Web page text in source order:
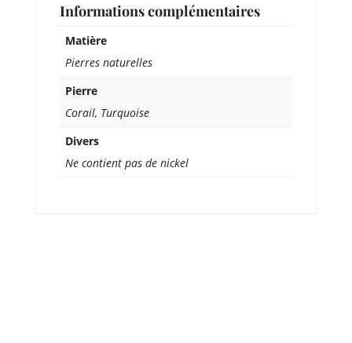
Informations complémentaires
Matière
Pierres naturelles
Pierre
Corail, Turquoise
Divers
Ne contient pas de nickel